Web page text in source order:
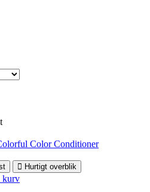
Hurtigt overblik
kurv